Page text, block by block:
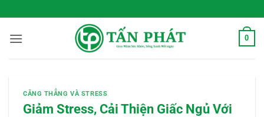
qua
nội
0
CĂNG THẲNG VÀ STRESS
Giảm Stress, Cải Thiện Giấc Ngủ Với